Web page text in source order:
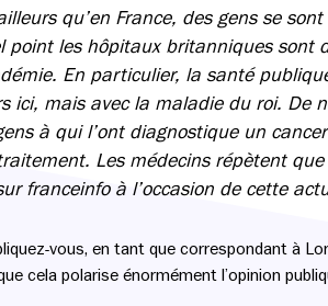
qu’en France, des gens se
point les hôpitaux britanniques sont
En particulier, la santé
ici, mais avec la maladie du roi. De
à qui l’ont diagnostique un
Les médecins répètent
franceinfo à l’occasion de cette
vous, en tant que correspondant à
cela polarise énormément l’opinion